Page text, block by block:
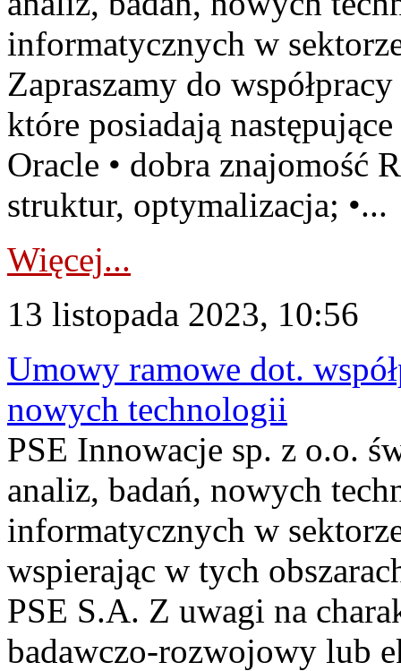
informatycznych w
Zapraszamy do
które posiadają
Oracle • dobra znajomość
struktur, optymalizacja; •...
Więcej...
13 listopada 2023, 10:56
Umowy ramowe dot.
nowych technologii
PSE Innowacje sp. z o.o.
analiz, badań, nowych
informatycznych w
wspierając w tych
PSE S.A. Z uwagi na
badawczo-rozwojowy lub